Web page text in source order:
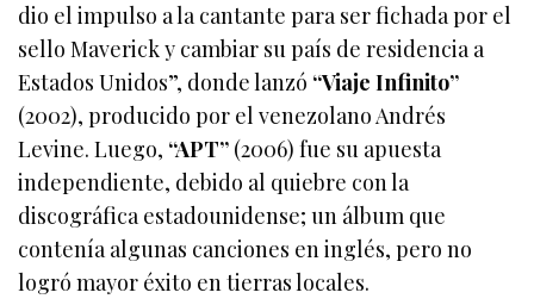
dio el impulso a la cantante para ser fichada por el
sello Maverick y cambiar su país de residencia a
Estados Unidos”, donde lanzó “Viaje Infinito”
(2002), producido por el venezolano Andrés
Levine. Luego, “APT” (2006) fue su apuesta
independiente, debido al quiebre con la
discográfica estadounidense; un álbum que
contenía algunas canciones en inglés, pero no
logró mayor éxito en tierras locales.